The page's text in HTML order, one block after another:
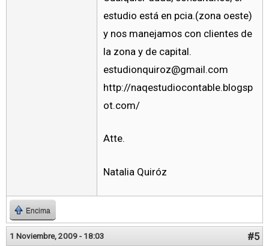
estudio está en pcia.(zona oeste)
y nos manejamos con clientes de
la zona y de capital.
estudionquiroz@gmail.com
http://naqestudiocontable.blogsp
ot.com/
Atte.
Natalia Quiróz
Encima
1 Noviembre, 2009 - 18:03 #5